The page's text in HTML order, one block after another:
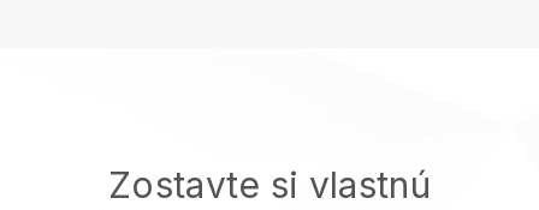
Zostavte si vlastnú